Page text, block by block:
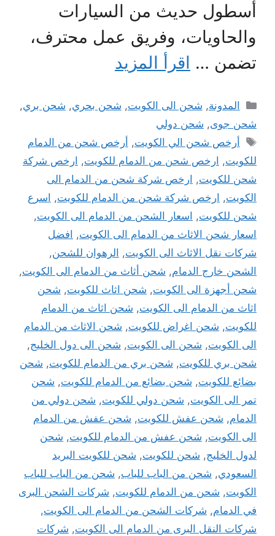
أسطول حديث من السيارات
والحاويات، وفريق عمل محترف،
تضمن … اقرأ المزيد
التصنيفات
المدونة, شحن الى الكويت, شحن بحري, شحن بري,
شحن جوى, شحن دولي
الوسوم
أرخص شحن الي الكويت, أرخص شحن من الدمام
للكويت, ارخص شحن من الدمام للكويت, ارخص شركة
شحن للكويت, ارخص شركة شحن من الدمام الى
الكويت, ارخص شركة شحن من الدمام للكويت, اسرع
شحن للكويت, اسعار الشحن من الدمام الى الكويت,
اسعار شحن الاثاث من الدمام الى الكويت, افضل
شركات نقل الاثاث الى الكويت, الرهوان للشحن,
الشحن خارج الدمام, شحن أثاث من الدمام الى الكويت,
شحن أجهزة الى الكويت, شحن اثاث للكويت, شحن
اثاث من الدمام الى الكويت, شحن اثاث من الدمام
للكويت, شحن اغراض للكويت, شحن الاثاث من الدمام
الى الكويت, شحن الى الكويت, شحن الى دول الخليج,
شحن بري للكويت, شحن بري من الدمام للكويت, شحن
بضائع للكويت, شحن بضائع من الدمام للكويت, شحن
تمر الى الكويت, شحن دولي للكويت, شحن دولي من
الدمام, شحن عفش للكويت, شحن عفش من الدمام
الى الكويت, شحن عفش من الدمام للكويت, شحن
لدول الخليج, شحن للكويت, شحن للكويت البريد
السعودي, شحن من الباب للباب, شحن من الباب للباب
الكويت, شحن من الدمام للكويت, شركات الشحن البرى
في الدمام, شركات الشحن من الدمام الى الكويت,
شركات النقل البرى من الدمام الى الكويت, شركات